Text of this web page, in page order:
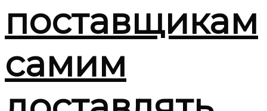
поставщикам
самим